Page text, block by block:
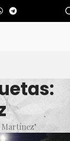
Martínez"